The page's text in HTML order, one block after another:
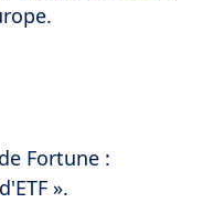
Fortune :
».